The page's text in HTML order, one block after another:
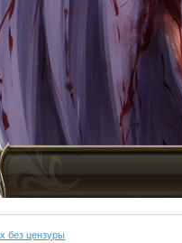
без цензуры